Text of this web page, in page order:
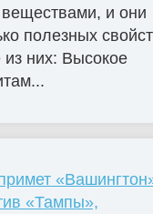
и они
полезных
из них: Высокое
«Тампы»,